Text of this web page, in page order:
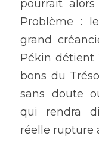
pourrait
Problème :
grand
Pékin détient
bons du
sans doute
qui rendra
réelle rupture